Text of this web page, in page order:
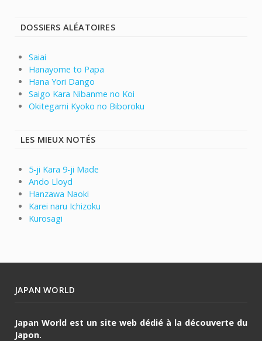
DOSSIERS ALÉATOIRES
Saiai
Hanayome to Papa
Hana Yori Dango
Saigo Kara Nibanme no Koi
Okitegami Kyoko no Biboroku
LES MIEUX NOTÉS
5-ji Kara 9-ji Made
Ando Lloyd
Hanzawa Naoki
Karei naru Ichizoku
Kurosagi
JAPAN WORLD
Japan World est un site web dédié à la découverte du
Japon.